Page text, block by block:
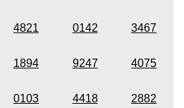
4821 0142 3467
1894 9247 4075
0103 4418 2882